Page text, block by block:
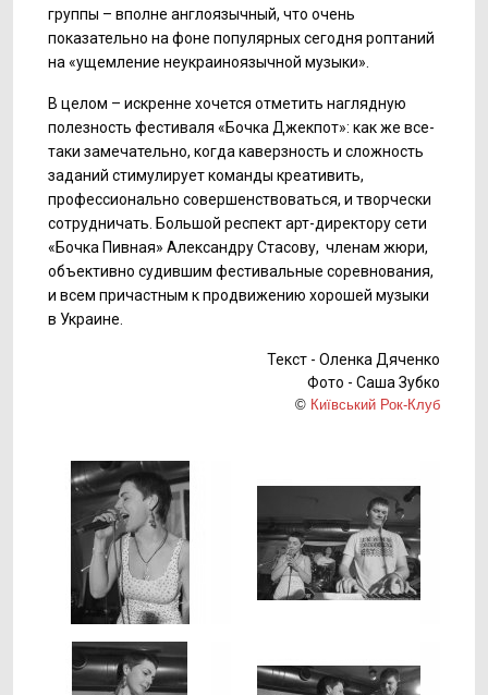
группы – вполне англоязычный, что очень
показательно на фоне популярных сегодня роптаний
на «ущемление неукраиноязычной музыки».
В целом – искренне хочется отметить наглядную
полезность фестиваля «Бочка Джекпот»: как же все-
таки замечательно, когда каверзность и сложность
заданий стимулирует команды креативить,
профессионально совершенствоваться, и творчески
сотрудничать. Большой респект арт-директору сети
«Бочка Пивная» Александру Стасову, членам жюри,
объективно судившим фестивальные соревнования,
и всем причастным к продвижению хорошей музыки
в Украине.
Текст - Оленка Дяченко
Фото - Саша Зубко
© Київський Рок-Клуб